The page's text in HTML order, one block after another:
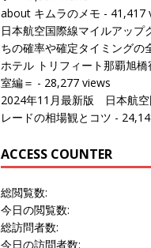
ホテル トリフィート那覇旭橋
室編＝- 28,277 views
2024年11月最新版 日本航空
レードの相場観とコツ-
ACCESS COUNTER
今日の閲覧数:
今日の訪問者数:
昨日の訪問者数:
現在オンライン中の人数: